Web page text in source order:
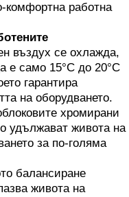
комфортна работна
въздух се охлажда,
е само 15°C до 20°C
гарантира
на оборудването.
хромирани
удължават живота на
за по-голяма
балансиране
живота на